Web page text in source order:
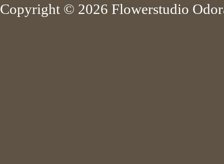
Copyright © 2026 Flowerstudio